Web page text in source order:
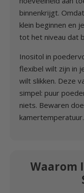
binnenkrijgt.
klein beginnen en
tot het niveau dat
Inositol in
flexibel wilt zijn in
wilt slikken. Deze
simpel: puur
niets. Bewaren
kamertemperatuur.
Waarom